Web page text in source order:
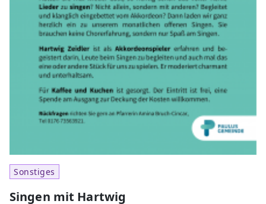
Sonstiges
Singen mit Hartwig